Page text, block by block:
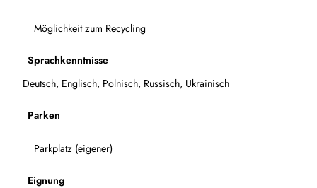
Möglichkeit zum Recycling
Sprachkenntnisse
Deutsch, Englisch, Polnisch, Russisch, Ukrainisch
Parken
Parkplatz (eigener)
Eignung